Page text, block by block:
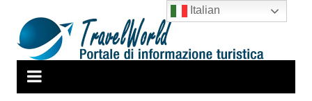
contenuto
Italian